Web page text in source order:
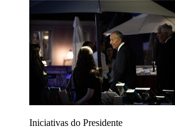
Iniciativas do Presidente